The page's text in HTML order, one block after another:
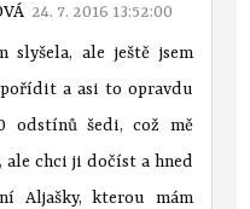
24. 7. 2016 13:52:00
slyšela, ale ještě jsem
a asi to opravdu
odstínů šedi, což mě
ale chci ji dočíst a hned
Aljašky, kterou mám